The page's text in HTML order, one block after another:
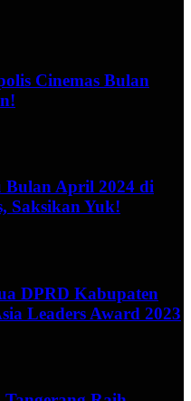
Cinemas Bulan
Bulan April 2024 di
Saksikan Yuk!
DPRD Kabupaten
Leaders Award 2023